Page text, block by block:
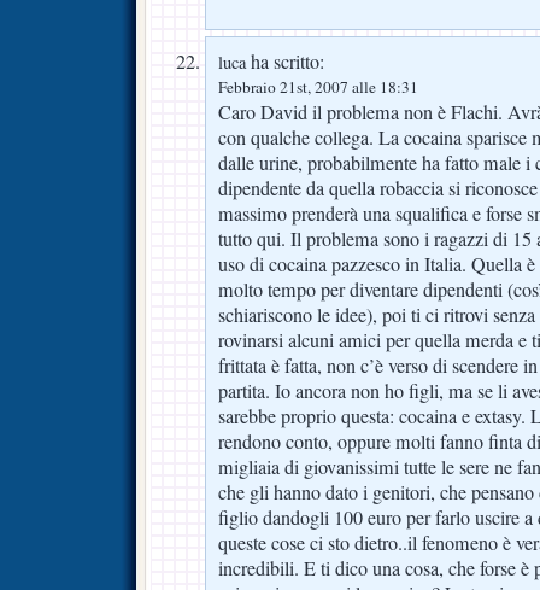
lucaha scritto:
Febbraio 21st, 2007 alle 18:31
Caro David il problema non è Flachi.
con qualche collega. La cocaina sparisce
dalle urine, probabilmente ha fatto male
dipendente da quella robaccia si
massimo prenderà una squalifica e forse
tutto qui. Il problema sono i ragazzi di 15
uso di cocaina pazzesco in Italia. Quella
molto tempo per diventare dipendenti
schiariscono le idee), poi ti ci ritrovi
rovinarsi alcuni amici per quella merda e
frittata è fatta, non c’è verso di scendere
partita. Io ancora non ho figli, ma se li
sarebbe proprio questa: cocaina e extasy.
rendono conto, oppure molti fanno finta
migliaia di giovanissimi tutte le sere ne
che gli hanno dato i genitori, che
figlio dandogli 100 euro per farlo uscire
queste cose ci sto dietro..il fenomeno è
incredibili. E ti dico una cosa, che forse è